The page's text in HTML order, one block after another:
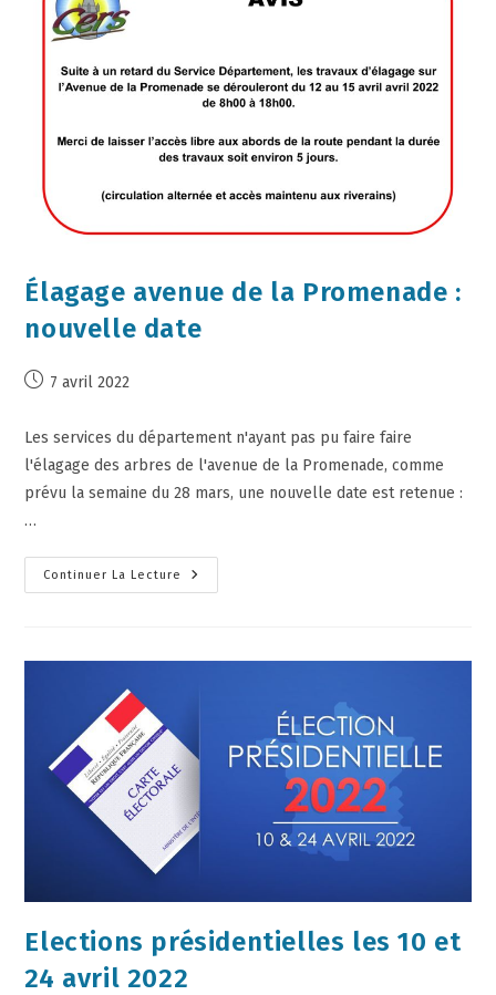
Élagage avenue de la Promenade :
nouvelle date
7 avril 2022
Les services du département n'ayant pas pu faire faire
l'élagage des arbres de l'avenue de la Promenade, comme
prévu la semaine du 28 mars, une nouvelle date est retenue :
…
Continuer La Lecture
Elections présidentielles les 10 et
24 avril 2022